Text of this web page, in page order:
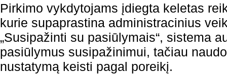
Pirkimo vykdytojams įdiegta keletas
kurie supaprastina administracinius
„Susipažinti su pasiūlymais“, sistema
pasiūlymus susipažinimui, tačiau
nustatymą keisti pagal poreikį.